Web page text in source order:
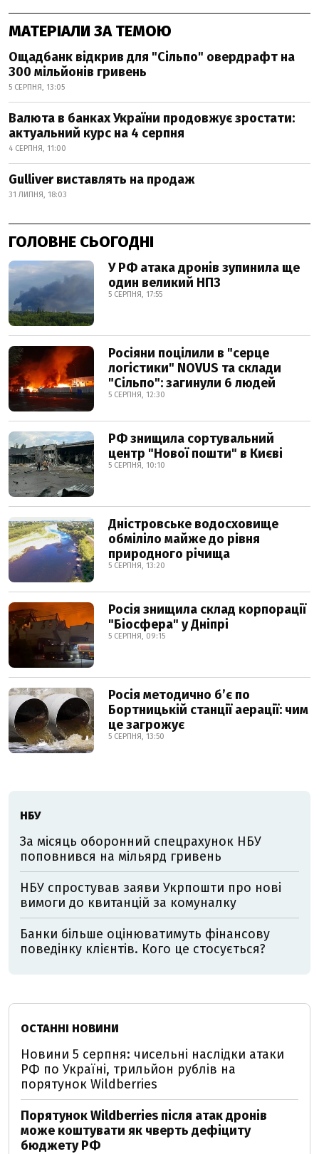
МАТЕРІАЛИ ЗА ТЕМОЮ
Ощадбанк відкрив для "Сільпо" овердрафт на
300 мільйонів гривень
5 СЕРПНЯ, 13:05
Валюта в банках України продовжує зростати:
актуальний курс на 4 серпня
4 СЕРПНЯ, 11:00
Gulliver виставлять на продаж
31 ЛИПНЯ, 18:03
ГОЛОВНЕ СЬОГОДНІ
У РФ атака дронів зупинила ще
один великий НПЗ
5 СЕРПНЯ, 17:55
Росіяни поцілили в "серце
логістики" NOVUS та склади
"Сільпо": загинули 6 людей
5 СЕРПНЯ, 12:30
РФ знищила сортувальний
центр "Нової пошти" в Києві
5 СЕРПНЯ, 10:10
Дністровське водосховище
обміліло майже до рівня
природного річища
5 СЕРПНЯ, 13:20
Росія знищила склад корпорації
"Біосфера" у Дніпрі
5 СЕРПНЯ, 09:15
Росія методично б’є по
Бортницькій станції аерації: чим
це загрожує
5 СЕРПНЯ, 13:50
НБУ
За місяць оборонний спецрахунок НБУ
поповнився на мільярд гривень
НБУ спростував заяви Укрпошти про нові
вимоги до квитанцій за комуналку
Банки більше оцінюватимуть фінансову
поведінку клієнтів. Кого це стосується?
ОСТАННІ НОВИНИ
Новини 5 серпня: чисельні наслідки атаки
РФ по Україні, трильйон рублів на
порятунок Wildberries
Порятунок Wildberries після атак дронів
може коштувати як чверть дефіциту
бюджету РФ